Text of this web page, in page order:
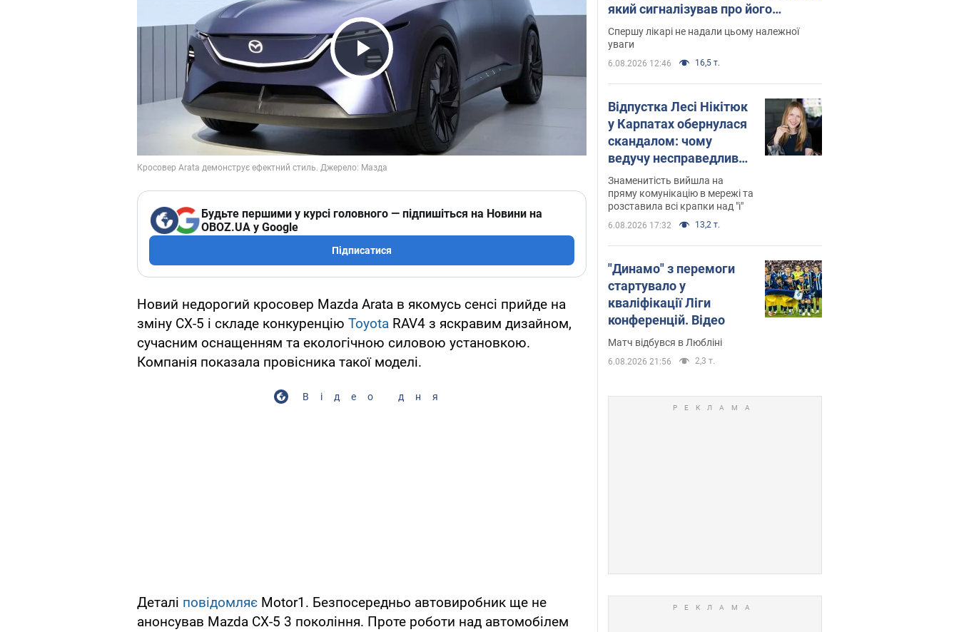
Play Video
Будьте першими у курсі головного — підпишіться на Новини на
OBOZ.UA у Google
Підписатися
Новий недорогий кросовер Mazda Arata в якомусь сенсі прийде на
зміну CX-5 і складе конкуренцію Toyota RAV4 з яскравим дизайном,
сучасним оснащенням та екологічною силовою установкою.
Компанія показала провісника такої моделі.
Відео дня
Деталі повідомляє Motor1. Безпосередньо автовиробник ще не
анонсував Mazda CX-5 3 покоління. Проте роботи над автомобілем
який сигналізував про його
"агресивний" рак
Спершу лікарі не надали цьому належної
уваги
6.08.2026 12:46 16,5 т.
Відпустка Лесі Нікітюк
у Карпатах обернулася
скандалом: чому
ведучу несправедливо
захейтили
Знаменитість вийшла на
пряму комунікацію в мережі та
розставила всі крапки над "і"
6.08.2026 17:32 13,2 т.
"Динамо" з перемоги
стартувало у
кваліфікації Ліги
конференцій. Відео
Матч відбувся в Любліні
6.08.2026 21:56 2,3 т.